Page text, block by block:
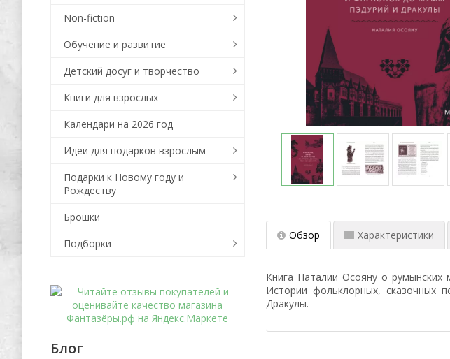
Обзор Характеристики
Книга Наталии Осояну о румынских
Истории фольклорных, сказочных
Дракулы.
Non-fiction
Обучение и развитие
Детский досуг и творчество
Книги для взрослых
Календари на 2026 год
Идеи для подарков взрослым
Подарки к Новому году и
Рождеству
Брошки
Подборки
Блог